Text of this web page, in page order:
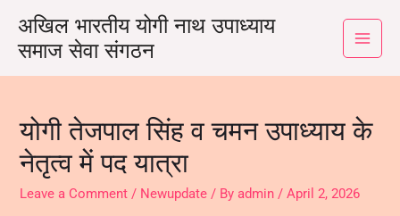
अखिल भारतीय योगी नाथ उपाध्याय
समाज सेवा संगठन
योगी तेजपाल सिंह व चमन उपाध्याय के
नेतृत्व में पद यात्रा
Leave a Comment / Newupdate / Byadmin /April 2, 2026